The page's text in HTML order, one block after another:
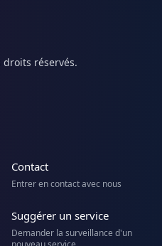
droits réservés.
Contact
Entrer en contact avec nous
Suggérer un service
Demander la surveillance d'un